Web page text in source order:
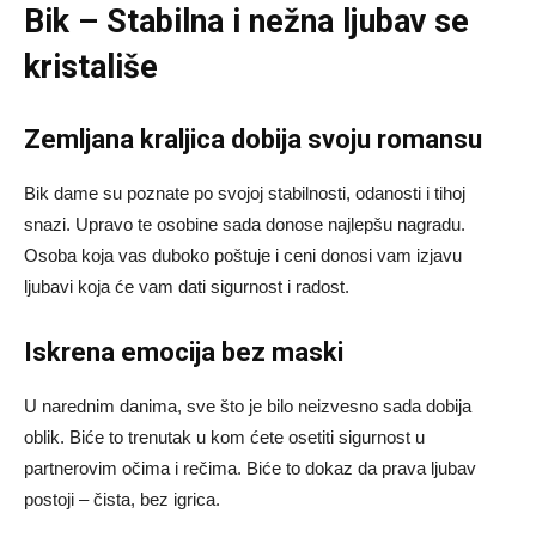
Bik – Stabilna i nežna ljubav se
kristališe
Zemljana kraljica dobija svoju romansu
Bik dame su poznate po svojoj stabilnosti, odanosti i tihoj
snazi. Upravo te osobine sada donose najlepšu nagradu.
Osoba koja vas duboko poštuje i ceni donosi vam izjavu
ljubavi koja će vam dati sigurnost i radost.
Iskrena emocija bez maski
U narednim danima, sve što je bilo neizvesno sada dobija
oblik. Biće to trenutak u kom ćete osetiti sigurnost u
partnerovim očima i rečima. Biće to dokaz da prava ljubav
postoji – čista, bez igrica.